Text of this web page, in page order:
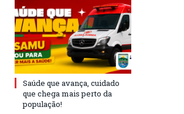
Saúde que avança, cuidado
que chega mais perto da
população!